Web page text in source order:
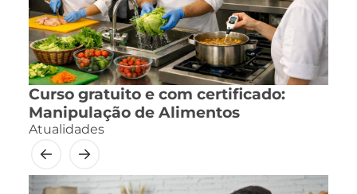
Curso gratuito e com certificado:
Manipulação de Alimentos
Atualidades